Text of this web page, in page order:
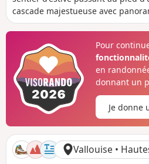
t
a
n
é
e
i
v
e
é
p
o
s
t
i
v
e
é
n
é
g
i
f
cascade majestueuse avec
hautes cimes des Écrins.
Pour
en
donnant un
Je donne
Vallouise •